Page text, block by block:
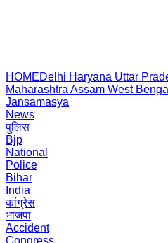
HOMEDelhi Haryana Uttar
Maharashtra Assam West Bengal
Jansamasya
News
पुलिस
Bjp
National
Police
Bihar
India
कांग्रेस
भाजपा
Accident
Congress